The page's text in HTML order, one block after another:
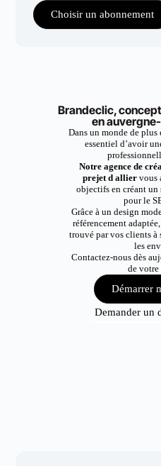
Choisir un abonnement
Brandeclic,
en
Dans un monde de
essentiel d’avoir
Notre agence de
prejet d allier vous
objectifs en créant
pour le
Grâce à un design
référencement
trouvé par vos clients à
les
Contactez-nous dès
de
Démarrer
Demander un